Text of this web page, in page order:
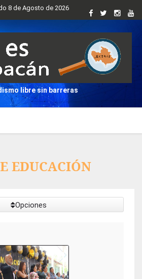
8 de Agosto de 2026
libre sin barreras
EDUCACIÓN
Opciones